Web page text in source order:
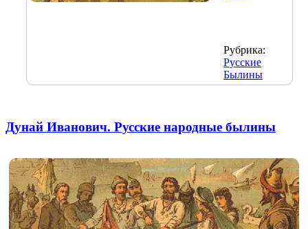
Рубрика:
Русские
Былины
Дунай Иванович. Русские народные былины